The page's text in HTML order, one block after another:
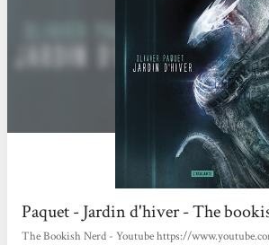
Paquet - Jardin d'hiver - The
The Bookish Nerd - Youtube https://